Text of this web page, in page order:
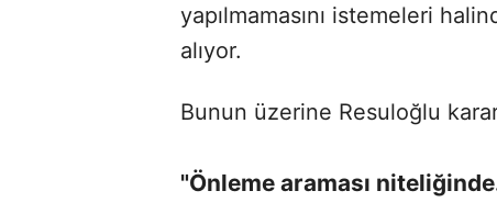
yapılmamasını istemeleri
alıyor.
Bunun üzerine Resuloğlu
"Önleme araması